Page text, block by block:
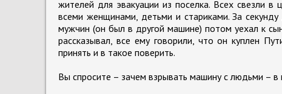
жителей для эвакуации из поселка. Всех свезли
всеми женщинами, детьми и стариками. За
мужчин (он был в другой машине) потом уехал к
рассказывал, все ему говорили, что он куплен
принять и в такое поверить.
Вы спросите – зачем взрывать машину с людьми –